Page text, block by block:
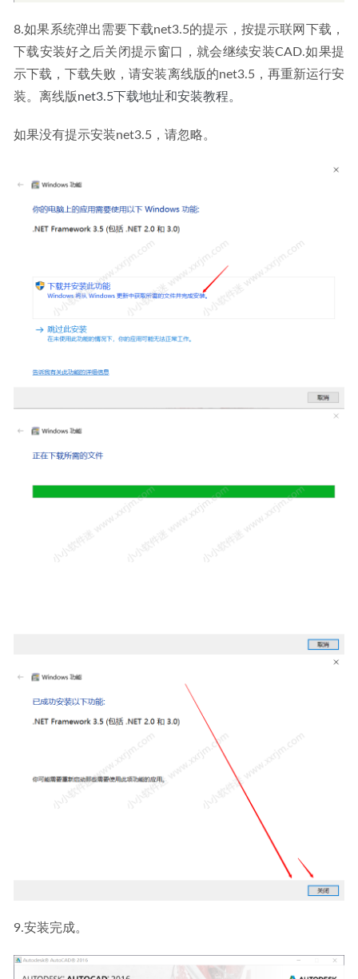
8.如果系统弹出需要下载net3.5的提示，按提示联网下载，
下载安装好之后关闭提示窗口，就会继续安装CAD.如果提
示下载，下载失败，请安装离线版的net3.5，再重新运行安
装。离线版net3.5下载地址和安装教程。
如果没有提示安装net3.5，请忽略。
9.安装完成。